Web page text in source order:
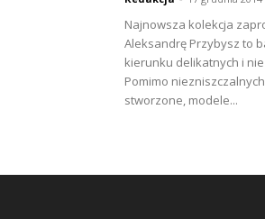
Najnowsza kolekcja
Aleksandrę Przybysz to
kierunku delikatnych i
Pomimo
stworzone, modele...